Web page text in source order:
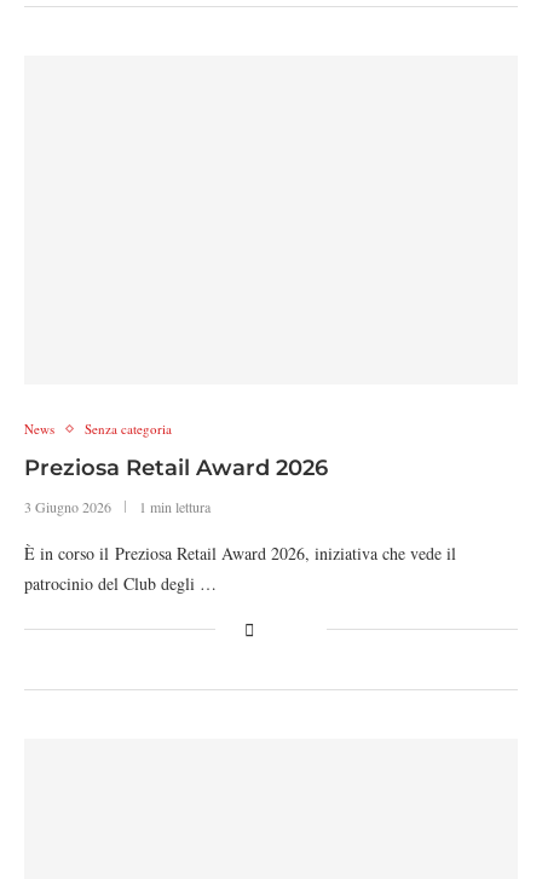
News Senza categoria
Preziosa Retail Award 2026
3 Giugno 2026 1 min lettura
È in corso il Preziosa Retail Award 2026, iniziativa che vede il
patrocinio del Club degli …